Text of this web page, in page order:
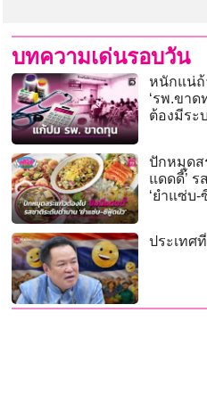
บทความเด่นรอบวัน
หนักแน่ถ้
‘รพ.ขา
ต้องมีระ
ปักหมุดส
แดดดี๊’
‘ยำแซ่บ-
ประเทศ